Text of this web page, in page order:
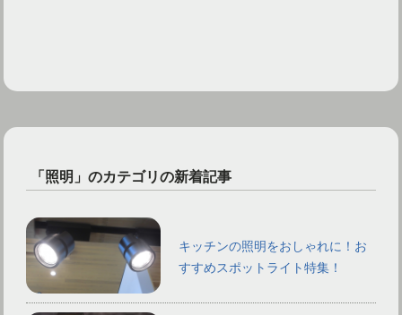
「照明」のカテゴリの新着記事
キッチンの照明をおしゃれに！お
すすめスポットライト特集！